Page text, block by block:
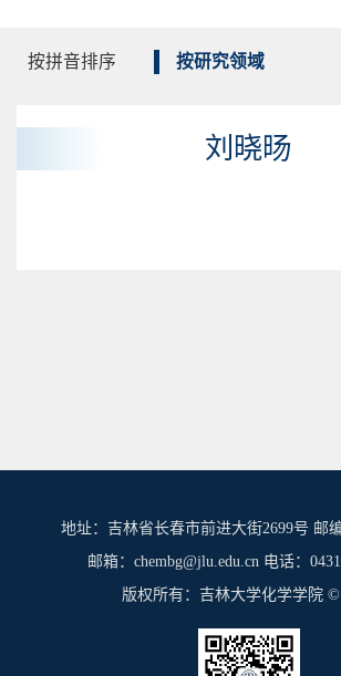
按拼音排序 按研究领域
刘晓旸
地址：吉林省长春市前进大街2699号 邮
邮箱：chembg@jlu.edu.cn 电话：
版权所有：吉林大学化学学院 ©